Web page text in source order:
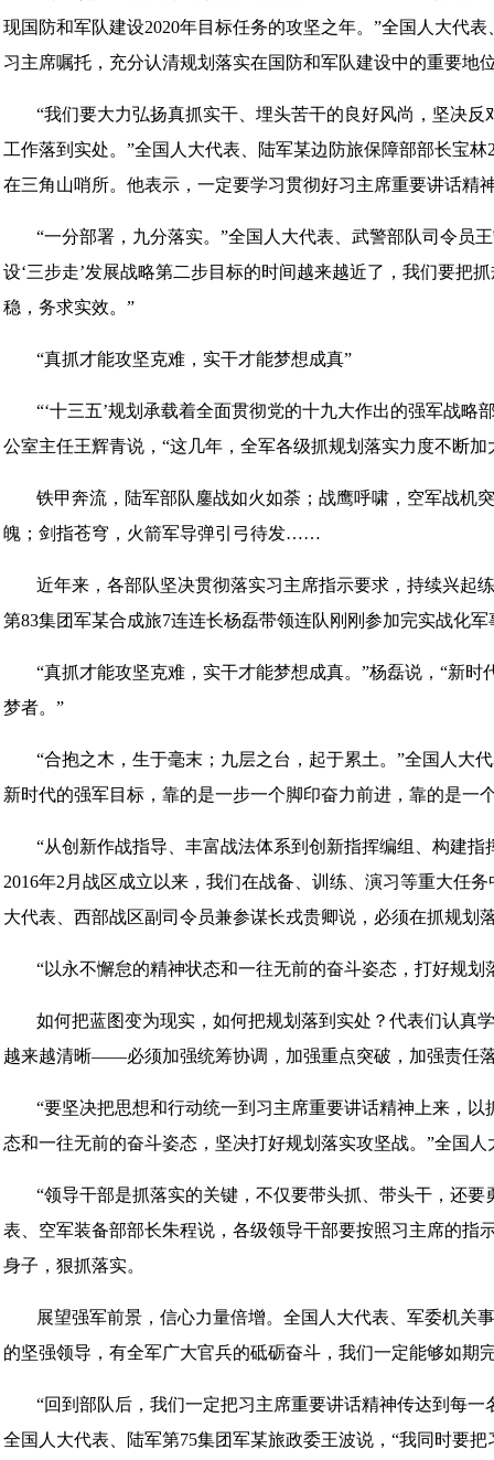
现国防和军队建设2020年目标任务的攻坚之年。”全国人大代
习主席嘱托，充分认清规划落实在国防和军队建设中的重要地
“我们要大力弘扬真抓实干、埋头苦干的良好风尚，坚决
工作落到实处。”全国人大代表、陆军某边防旅保障部部长宝
在三角山哨所。他表示，一定要学习贯彻好习主席重要讲话精
“一分部署，九分落实。”全国人大代表、武警部队司令员
设‘三步走’发展战略第二步目标的时间越来越近了，我们要把
稳，务求实效。”
“真抓才能攻坚克难，实干才能梦想成真”
“‘十三五’规划承载着全面贯彻党的十九大作出的强军战
公室主任王辉青说，“这几年，全军各级抓规划落实力度不断
铁甲奔流，陆军部队鏖战如火如荼；战鹰呼啸，空军战机
魄；剑指苍穹，火箭军导弹引弓待发……
近年来，各部队坚决贯彻落实习主席指示要求，持续兴起
第83集团军某合成旅7连连长杨磊带领连队刚刚参加完实战化
“真抓才能攻坚克难，实干才能梦想成真。”杨磊说，“新
梦者。”
“合抱之木，生于毫末；九层之台，起于累土。”全国人大
新时代的强军目标，靠的是一步一个脚印奋力前进，靠的是一
“从创新作战指导、丰富战法体系到创新指挥编组、构建
2016年2月战区成立以来，我们在战备、训练、演习等重大任
大代表、西部战区副司令员兼参谋长戎贵卿说，必须在抓规划
“以永不懈怠的精神状态和一往无前的奋斗姿态，打好规划
如何把蓝图变为现实，如何把规划落到实处？代表们认真
越来越清晰——必须加强统筹协调，加强重点突破，加强责任
“要坚决把思想和行动统一到习主席重要讲话精神上来，
态和一往无前的奋斗姿态，坚决打好规划落实攻坚战。”全国
“领导干部是抓落实的关键，不仅要带头抓、带头干，还
表、空军装备部部长朱程说，各级领导干部要按照习主席的指
身子，狠抓落实。
展望强军前景，信心力量倍增。全国人大代表、军委机关
的坚强领导，有全军广大官兵的砥砺奋斗，我们一定能够如期
“回到部队后，我们一定把习主席重要讲话精神传达到每
全国人大代表、陆军第75集团军某旅政委王波说，“我同时要